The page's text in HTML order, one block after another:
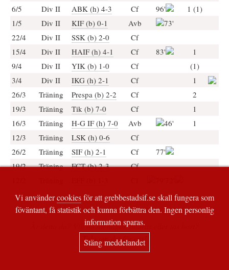
6/5
Div II ABK (h) 4-3 Cf 96'
1 (1)
1/5
Div II KIF (b) 0-1 Avb
73'
22/4
Div II SSK (b) 2-0
Cf
15/4
Div II HAIF (h) 4-1 Cf 83'
1
9/4
Div II YIK (b) 1-0 Cf
(1)
3/4
Div II IKG (h) 2-1 Cf
1
26/3
Träning Prespa (b) 2-2 Cf
2
19/3
Träning Tik (b) 7-0 Cf
1
16/3
Träning H-G IF (h) 7-0 Avb 46'
1
12/3
Träning LSK (h) 0-6
Cf
26/2
Träning SIF (h) 2-1 Cf
77'
19/2
Träning FCT (b) 2-3
Cf
Är detta du? Vill du att någon ändras eller tas bort?
Tala om det för oss!
Vi användercookiesför att grebbestadsif.se skall fungera som
föväntant, få statistik och kunna förbättra den. Ingen personlig
information sparas.
Stäng meddelandet